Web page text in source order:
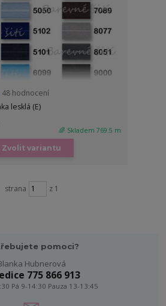
48 hodnocení
lesklá (E)
🌈 Skladem 769.5 m
Zvolit variantu
strana z 1
pomoci?
Hubnerová
775 866 913
Pá 9-14:30 Pauza 13-13:45